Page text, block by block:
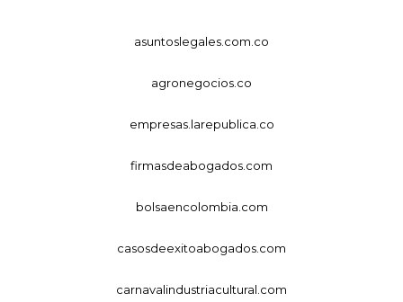
asuntoslegales.com.co
agronegocios.co
empresas.larepublica.co
firmasdeabogados.com
bolsaencolombia.com
casosdeexitoabogados.com
carnavalindustriacultural.com